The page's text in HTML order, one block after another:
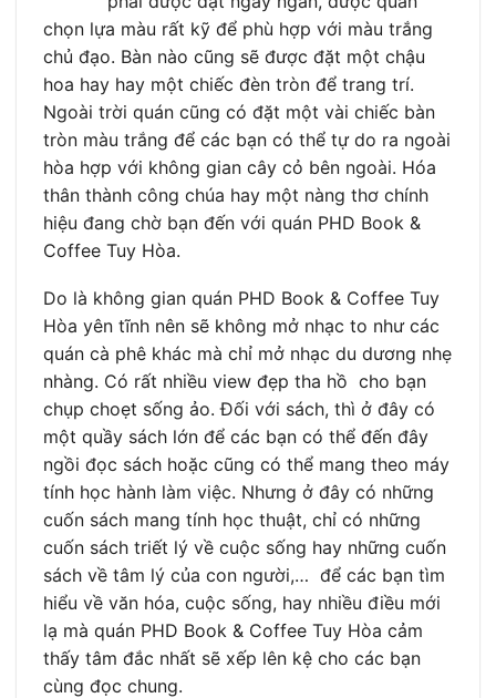
chọn lựa màu rất kỹ để phù hợp với màu trắng
chủ đạo. Bàn nào cũng sẽ được đặt một chậu
hoa hay hay một chiếc đèn tròn để trang trí.
Ngoài trời quán cũng có đặt một vài chiếc bàn
tròn màu trắng để các bạn có thể tự do ra ngoài
hòa hợp với không gian cây cỏ bên ngoài. Hóa
thân thành công chúa hay một nàng thơ chính
hiệu đang chờ bạn đến với quán PHD Book &
Coffee Tuy Hòa.
Do là không gian quán PHD Book & Coffee Tuy
Hòa yên tĩnh nên sẽ không mở nhạc to như các
quán cà phê khác mà chỉ mở nhạc du dương nhẹ
nhàng. Có rất nhiều view đẹp tha hồ cho bạn
chụp choẹt sống ảo. Đối với sách, thì ở đây có
một quầy sách lớn để các bạn có thể đến đây
ngồi đọc sách hoặc cũng có thể mang theo máy
tính học hành làm việc. Nhưng ở đây có những
cuốn sách mang tính học thuật, chỉ có những
cuốn sách triết lý về cuộc sống hay những cuốn
sách về tâm lý của con người,… để các bạn tìm
hiểu về văn hóa, cuộc sống, hay nhiều điều mới
lạ mà quán PHD Book & Coffee Tuy Hòa cảm
thấy tâm đắc nhất sẽ xếp lên kệ cho các bạn
cùng đọc chung.